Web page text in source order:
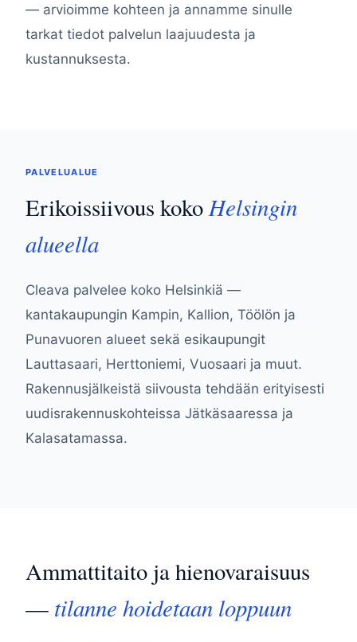
— arvioimme kohteen ja annamme sinulle
tarkat tiedot palvelun laajuudesta ja
kustannuksesta.
PALVELUALUE
Erikoissiivous koko Helsingin
alueella
Cleava palvelee koko Helsinkiä —
kantakaupungin Kampin, Kallion, Töölön ja
Punavuoren alueet sekä esikaupungit
Lauttasaari, Herttoniemi, Vuosaari ja muut.
Rakennusjälkeistä siivousta tehdään erityisesti
uudisrakennuskohteissa Jätkäsaaressa ja
Kalasatamassa.
Ammattitaito ja hienovaraisuus
— tilanne hoidetaan loppuun